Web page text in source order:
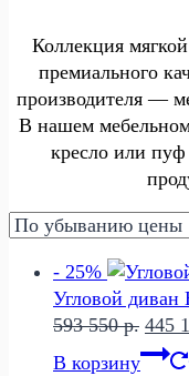
Коллекция
премиального
производителя —
В нашем
кресло или пуф
- 25%
Угловой диван
593 550р.
цена
445
В корзину